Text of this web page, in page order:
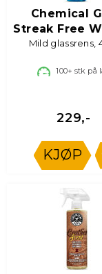
Chemical
Streak Free
Clean
Mild glassrens,
100+ stk på
229,-
KJØP